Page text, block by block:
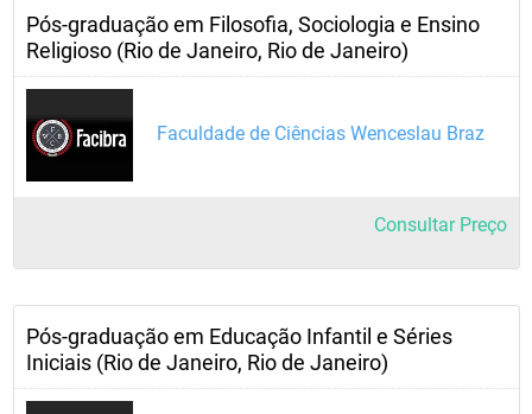
Pós-graduação em Filosofia, Sociologia e Ensino
Religioso (Rio de Janeiro, Rio de Janeiro)
Faculdade de Ciências Wenceslau Braz
Consultar Preço
Pós-graduação em Educação Infantil e Séries
Iniciais (Rio de Janeiro, Rio de Janeiro)